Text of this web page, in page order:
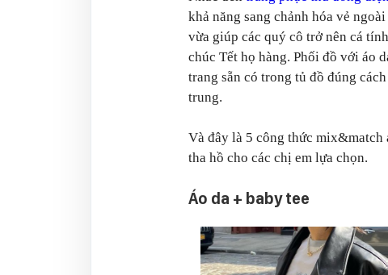
khả năng sang chảnh hóa vẻ
vừa giúp các quý cô trở nên cá
chúc Tết họ hàng. Phối đồ với áo
trang sẵn có trong tủ đồ đúng
trung.
Và đây là 5 công thức
tha hồ cho các chị em lựa chọn.
Áo da + baby tee